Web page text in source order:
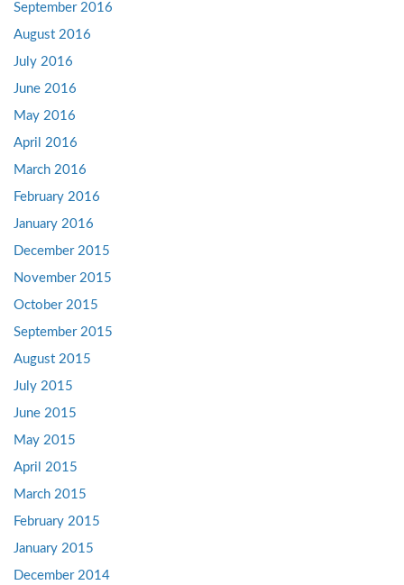
September 2016
August 2016
July 2016
June 2016
May 2016
April 2016
March 2016
February 2016
January 2016
December 2015
November 2015
October 2015
September 2015
August 2015
July 2015
June 2015
May 2015
April 2015
March 2015
February 2015
January 2015
December 2014